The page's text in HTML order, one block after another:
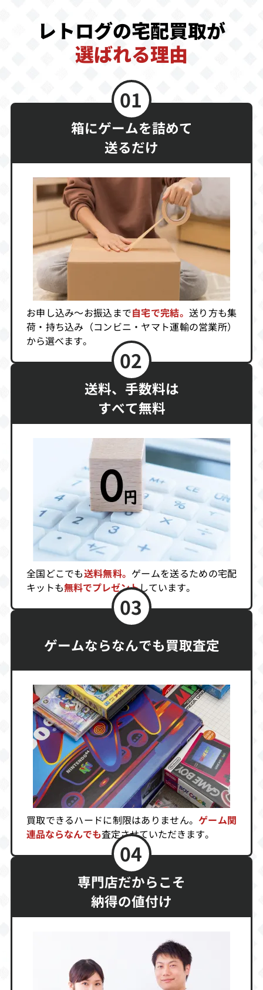
ダンジョンズ＆
ドラゴンズコレ
買取価格
戦国ブレード
買取価格
5,000
グルーヴオンフ
ァイト 豪血寺一
買取価格
買取価格
4,800
ズ
4,600
買取価格
4,500
デスクリムゾン
買取価格
4,440
ティンクルスタ
ースプライツ
4,224
キャスパー
買取価格
4,042
瑠璃色の雪 X-MEN VS スト
リートファイタ
ー
買取価格
4,000
族3
3,600
テラクレスタ3D
買取価格
3,552
パンツァードラ
グーン1＆2
買取価格
3,373
マリカ 真実の世
買取価格
3,312
アースワームジ
ム2
買取価格
3,256
アーケードギア
ーズ ガンフロン
ティア
買取価格
3,000
ストリートファ
2’（サタコレ）
3,000 3,000
悪魔城ドラキュ
ラX 月下の夜想
曲
買取価格
3,000
タイトーチェイ
スH.QプラスS.
C.I
買取価格
3,000
提督の決断Ⅲwit
hパワーアップ
キット
買取価格
3,000
電波少年的ゲー
ム 番組企画版
買取価格
ソニックウィン
グススペシャル
買取価格
2,817
超兄貴～究
極・・・男の逆
襲～
買取価格
大航海時代2プ カプコンジェネ 疾風魔法大作戦
買取価格
2,689
レトログの宅配買取が
選ばれる理由
01
箱にゲームを詰めて
送るだけ
お申し込み～お振込まで自宅で完結。 送り方も集
荷・持ち込み（コンビニ・ヤマト運輸の営業所）
から選べます。
02
送料、手数料は
すべて無料
全国どこでも送料無料。 ゲームを送るための宅配
キットも無料でプレゼントしています。
03
ゲームならなんでも買取査定
買取できるハードに制限はありません。ゲーム関
連品ならなんでも査定させていただきます。
04
専門店だからこそ
納得の値付け